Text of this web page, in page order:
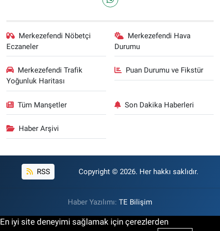
Merkezefendi Nöbetçi
Eczaneler
Merkezefendi Hava
Durumu
Merkezefendi Trafik
Yoğunluk Haritası
Puan Durumu ve Fikstür
Tüm Manşetler Son Dakika Haberleri
Haber Arşivi
RSS Copyright © 2026. Her hakkı saklıdır.
Haber Yazılımı: TE Bilişim
En iyi site deneyimi sağlamak için çerezlerden